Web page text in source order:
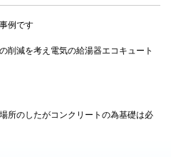
例です
削減を考え電気の給湯器エコキュート
所のしたがコンクリートの為基礎は必